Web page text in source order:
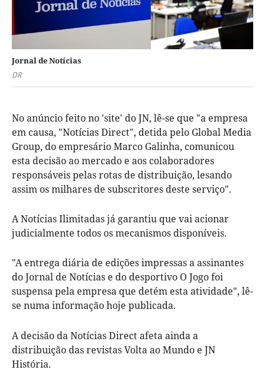
Jornal de Notícias
DR
No anúncio feito no 'site' do JN, lê-se que "a empresa
em causa, "Notícias Direct", detida pelo Global Media
Group, do empresário Marco Galinha, comunicou
esta decisão ao mercado e aos colaboradores
responsáveis pelas rotas de distribuição, lesando
assim os milhares de subscritores deste serviço".
A Notícias Ilimitadas já garantiu que vai acionar
judicialmente todos os mecanismos disponíveis.
"A entrega diária de edições impressas a assinantes
do Jornal de Notícias e do desportivo O Jogo foi
suspensa pela empresa que detém esta atividade", lê-
se numa informação hoje publicada.
A decisão da Notícias Direct afeta ainda a
distribuição das revistas Volta ao Mundo e JN
História.